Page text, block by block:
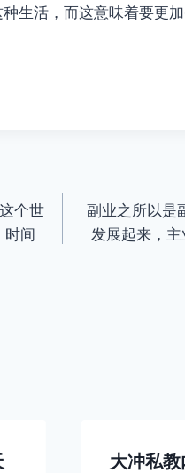
生活，而这意味着要更
个世
时间
副业之所以是
发展起来，
大冲私